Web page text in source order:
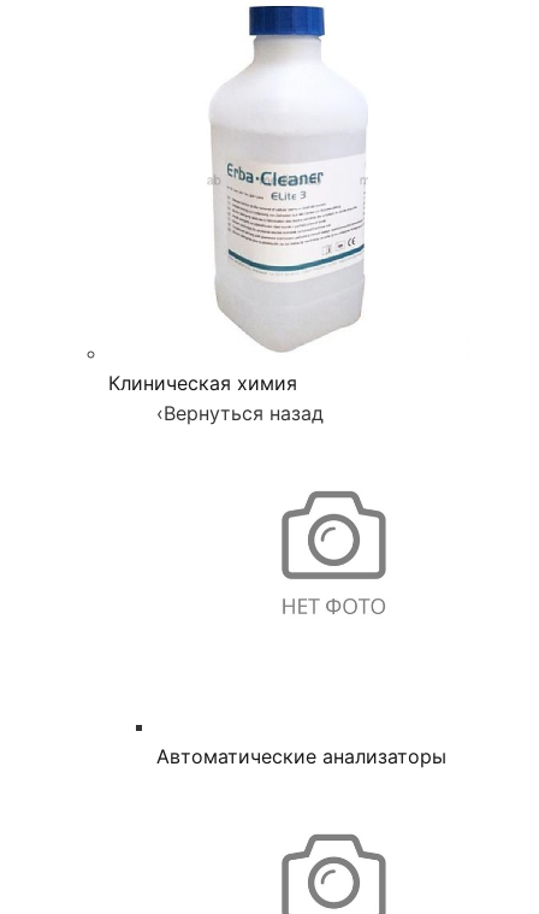
Клиническая химия
‹Вернуться назад
Автоматические анализаторы